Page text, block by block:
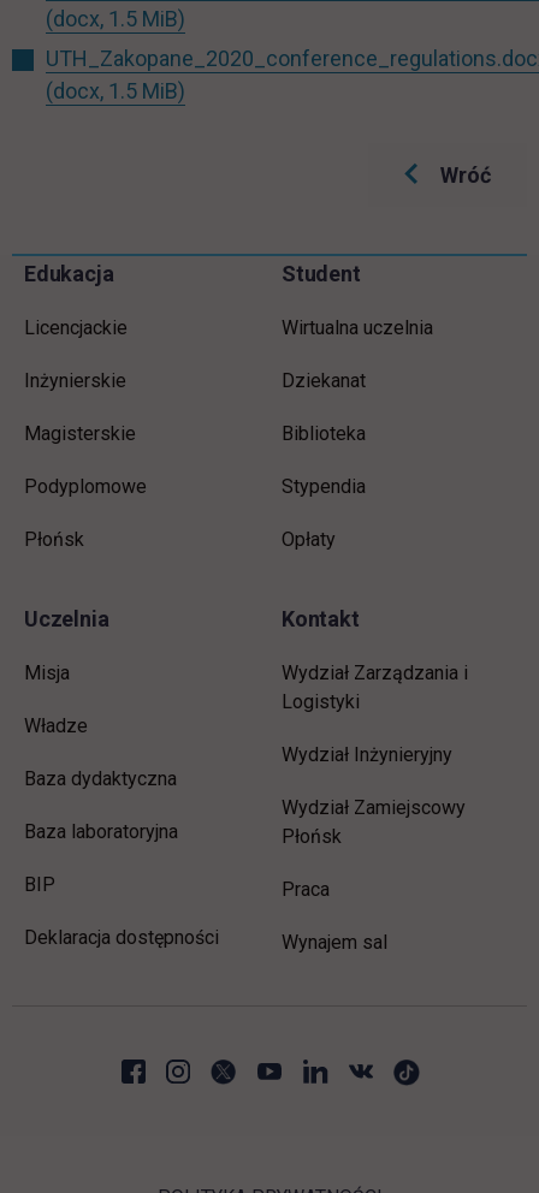
(docx, 1.5 MiB)
(docx, 1.5 MiB)
Wróć
Pomiń
Informacje w stopce
Edukacja
Licencjackie
Inżynierskie
Magisterskie
Podyplomowe
Płońsk
Student
Wirtualna uczelnia
Dziekanat
Biblioteka
Stypendia
Opłaty
Uczelnia
Misja
Władze
Baza dydaktyczna
Baza laboratoryjna
BIP link otwiera się w nowej karcie
Deklaracja dostępności
Kontakt
Wydział Zarządzania i
Logistyki
Wydział Inżynieryjny
Wydział Zamiejscowy
Płońsk
Praca
Wynajem sal